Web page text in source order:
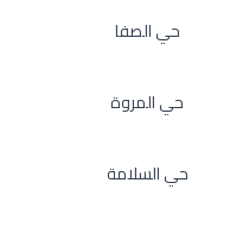
حي الصفا
حي المروة
حي السلامة